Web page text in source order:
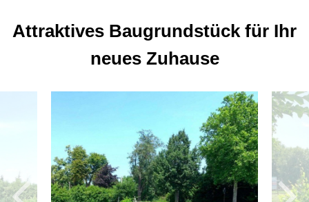
Attraktives Baugrundstück für Ihr
neues Zuhause